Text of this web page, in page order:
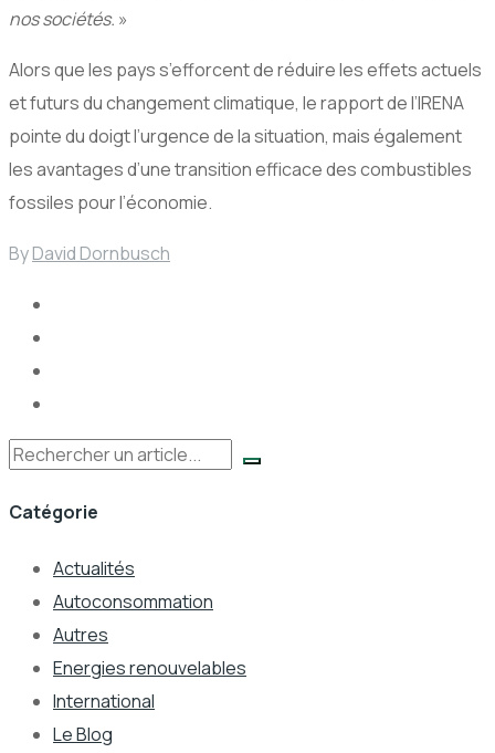
nos sociétés. »
Alors que les pays s’efforcent de réduire les effets actuels
et futurs du changement climatique, le rapport de l’IRENA
pointe du doigt l’urgence de la situation, mais également
les avantages d’une transition efficace des combustibles
fossiles pour l’économie.
ByDavid Dornbusch
Rechercher
Catégorie
Actualités
Autoconsommation
Autres
Energies renouvelables
International
Le Blog